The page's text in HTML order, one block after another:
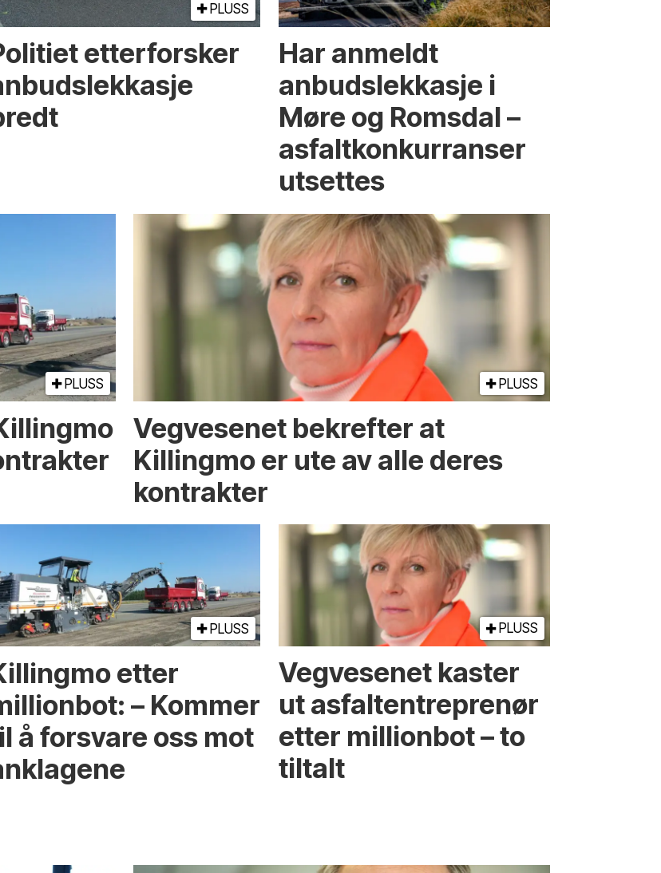
PLUSS
etterforsker
Har anmeldt
anbudslekkasje i
Møre og Romsdal –
asfaltkonkurranser
utsettes
PLUSS PLUSS
Vegvesenet bekrefter at
Killingmo er ute av alle deres
kontrakter
PLUSS
etter
– Kommer
å forsvare oss mot
PLUSS
Vegvesenet kaster
ut asfaltentreprenør
etter millionbot – to
tiltalt